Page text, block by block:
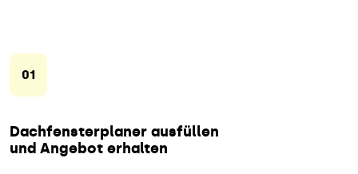
01
Dachfensterplaner ausfüllen
und Angebot erhalten